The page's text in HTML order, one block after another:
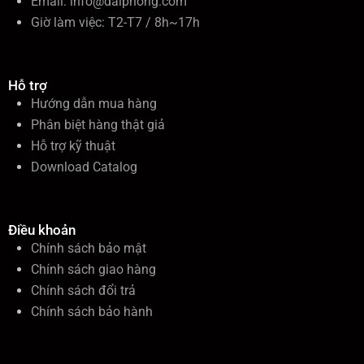
Giờ làm việc: T2-T7 / 8h~17h
Hỗ trợ
Hướng dẫn mua hàng
Phân biệt hàng thật giả
Hỗ trợ kỹ thuật
Download Catalog
Điều khoản
Chính sách bảo mật
Chính sách giao hàng
Chính sách đổi trả
Chính sách bảo hành